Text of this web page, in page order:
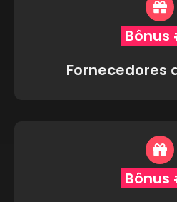
Bônus
Fornecedores
Bônus